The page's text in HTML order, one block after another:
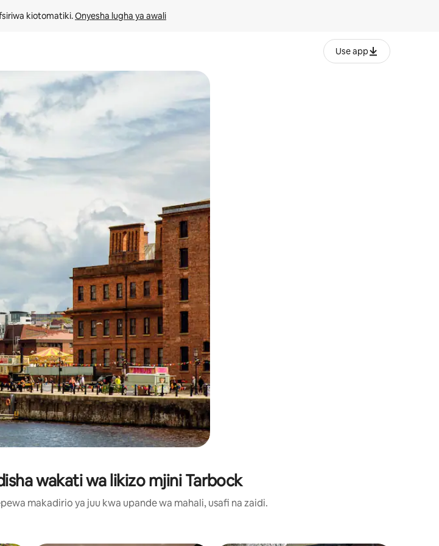
kiotomatiki. Onyesha lugha ya awali
Use app
au uchunguze kwa kugusa au kutelezesha kidole kwenye ishara.
wakati wa likizo mjini Tarbock
makadirio ya juu kwa upande wa mahali, usafi na zaidi.